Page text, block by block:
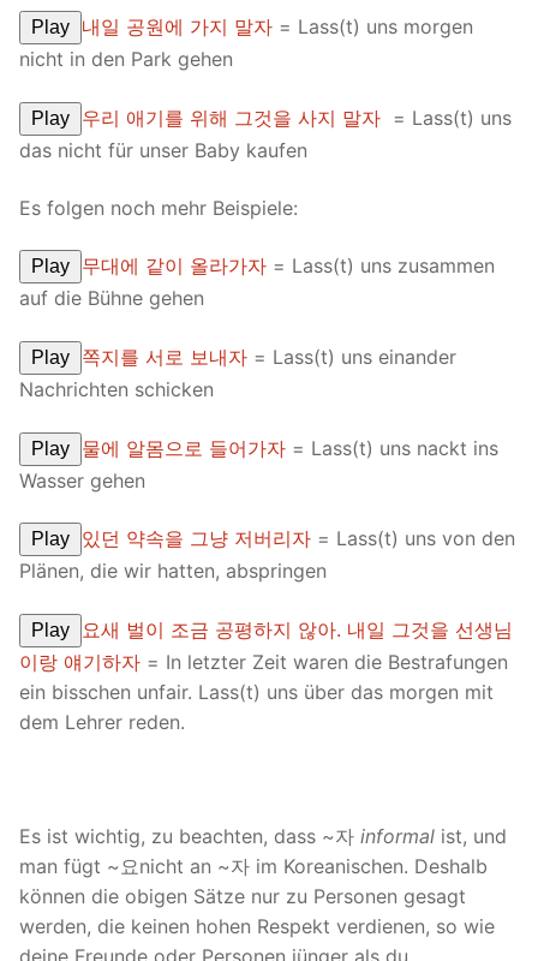
Play 내일 공원에 가지 말자 = Lass(t) uns morgen
nicht in den Park gehen
Play 우리 애기를 위해 그것을 사지 말자 = Lass(t) uns
das nicht für unser Baby kaufen
Es folgen noch mehr Beispiele:
Play 무대에 같이 올라가자 = Lass(t) uns zusammen
auf die Bühne gehen
Play 쪽지를 서로 보내자 = Lass(t) uns einander
Nachrichten schicken
Play 물에 알몸으로 들어가자 = Lass(t) uns nackt ins
Wasser gehen
Play 있던 약속을 그냥 저버리자 = Lass(t) uns von den
Plänen, die wir hatten, abspringen
Play
요새 벌이 조금 공평하지 않아. 내일 그것을 선생님
이랑 얘기하자 = In letzter Zeit waren die Bestrafungen
ein bisschen unfair. Lass(t) uns über das morgen mit
dem Lehrer reden.
Es ist wichtig, zu beachten, dass ~자 informal ist, und
man fügt ~요nicht an ~자 im Koreanischen. Deshalb
können die obigen Sätze nur zu Personen gesagt
werden, die keinen hohen Respekt verdienen, so wie